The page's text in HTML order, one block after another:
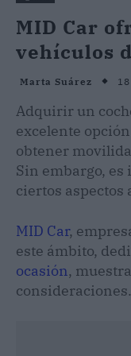
MID Car
vehículos
Marta Suárez
Adquirir un
excelente
obtener
Sin embargo,
ciertos aspectos
MID Car,
este ámbito,
ocasión,
consideraciones.